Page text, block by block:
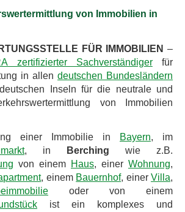
von Immobilien in
FÜR IMMOBILIEN –
zertifizierter Sachverständigerfür
in allen deutschen Bundesländern
Inseln für die neutrale und
von Immobilien
einer Immobilie in Bayern, im
, in Berching wie z.B.
von einem Haus, einer Wohnung,
, einem Bauernhof, einerVilla,
oder von einem
ist ein komplexes und